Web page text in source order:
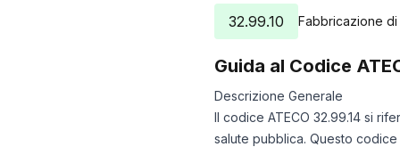
32.99.10
Fabbricazione
Guida al Codice
Descrizione Generale
Il codice ATECO 32.99.14 si
salute pubblica. Questo